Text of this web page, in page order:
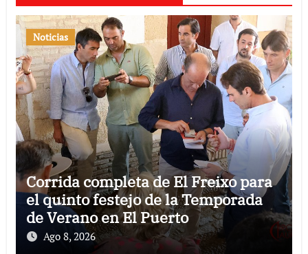
Noticias
Corrida completa de El Freixo para
el quinto festejo de la Temporada
de Verano en El Puerto
Ago 8, 2026